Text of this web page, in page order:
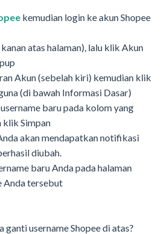
kemudian login ke akun Shopee
atas halaman), lalu klik Akun
Akun (sebelah kiri) kemudian klik
(di bawah Informasi Dasar)
baru pada kolom yang
klik Simpan
akan mendapatkan notifikasi
diubah.
baru Anda pada halaman
Anda tersebut
username Shopee di atas?